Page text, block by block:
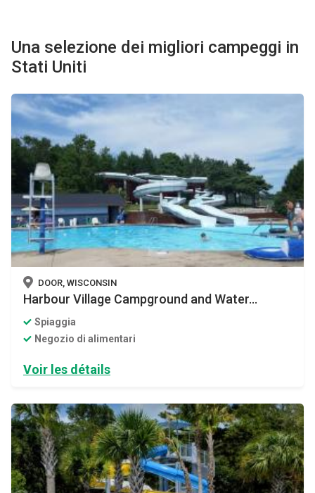
Una selezione dei migliori campeggi in
Stati Uniti
DOOR, WISCONSIN
Harbour Village Campground and Water...
Spiaggia
Negozio di alimentari
Voir les détails